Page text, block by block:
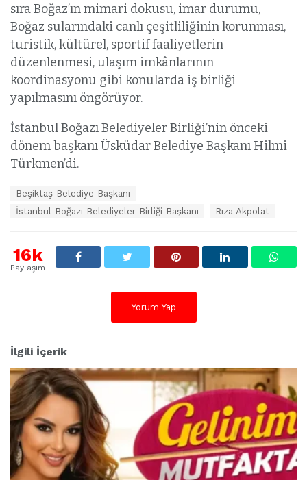
sıra Boğaz’ın mimari dokusu, imar durumu,
Boğaz sularındaki canlı çeşitliliğinin korunması,
turistik, kültürel, sportif faaliyetlerin
düzenlenmesi, ulaşım imkânlarının
koordinasyonu gibi konularda iş birliği
yapılmasını öngörüyor.
İstanbul Boğazı Belediyeler Birliği’nin önceki
dönem başkanı Üsküdar Belediye Başkanı Hilmi
Türkmen’di.
t
l
Beşiktaş Belediye Başkanı
İstanbul Boğazı Belediyeler Birliği Başkanı
Rıza Akpolat
16k
Paylaşım
Yorum Yap
İlgili İçerik